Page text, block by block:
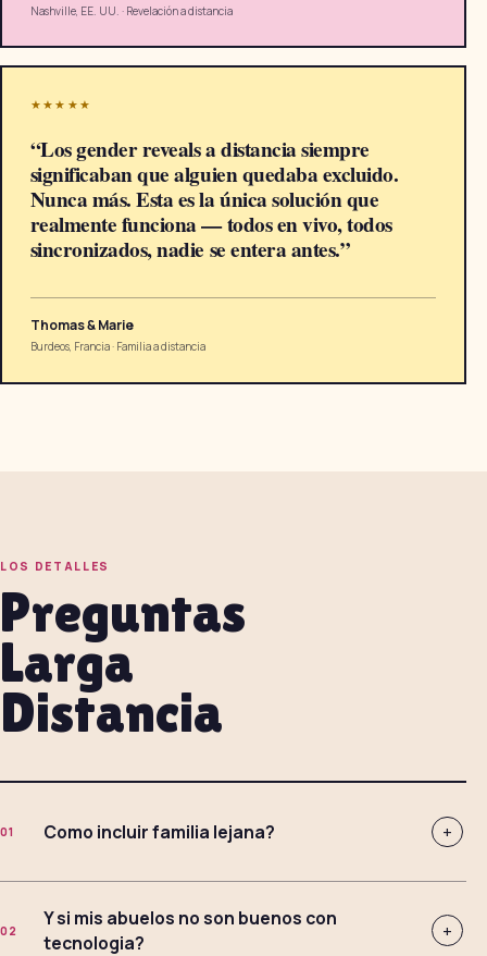
Nashville, EE. UU. · Revelación a distancia
★★★★★
“Los gender reveals a distancia siempre
significaban que alguien quedaba excluido.
Nunca más. Esta es la única solución que
realmente funciona — todos en vivo, todos
sincronizados, nadie se entera antes.”
Thomas & Marie
Burdeos, Francia· Familia a distancia
LOS DETALLES
Preguntas
Larga
Distancia
01 Como incluir familia lejana? +
02
Y si mis abuelos no son buenos con
tecnologia?
+